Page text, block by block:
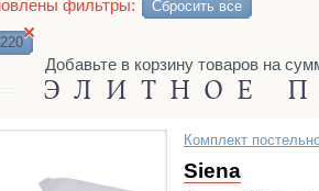
фильтры: Сбросить все
×
Добавьте в корзину товаров на
ЭЛИТНОЕ
Комплект
Siena